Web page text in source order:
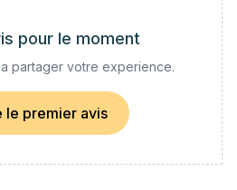
pour le moment
partager votre experience.
le premier avis